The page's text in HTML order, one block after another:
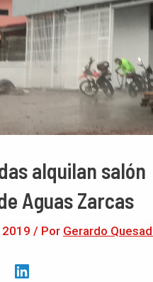
alquilan salón
Aguas Zarcas
/ Por Gerardo